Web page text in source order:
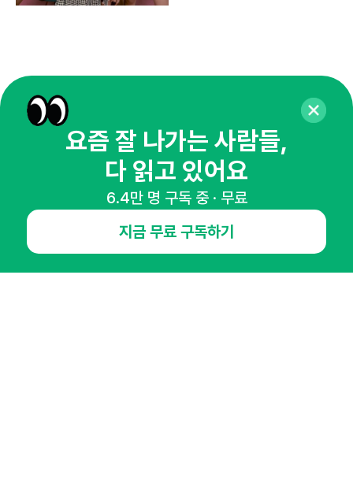
매주 화요일 아침,
마케팅 감각을 깨워 드릴게요!
요즘 잘 나가는 사람들,
다 읽고 있어요
6.4만 명 구독 중 · 무료
지금 무료 구독하기